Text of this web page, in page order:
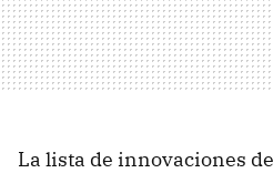
La lista de innovaciones